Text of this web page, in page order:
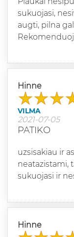
sukuojasi,
augti, pilna
Hinne
VILMA
2021-07-05
PATIKO
uzsisakiau ir
neatazistami,
sukuojasi ir
Hinne